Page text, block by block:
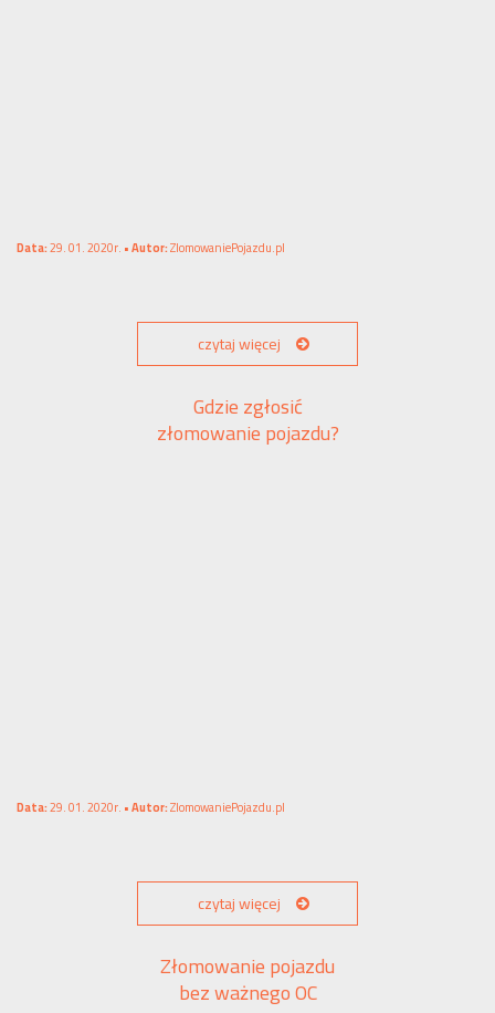
Data:29. 01. 2020r. •Autor:ZlomowaniePojazdu.pl
czytaj więcej
Gdzie zgłosić
złomowanie pojazdu?
Data:29. 01. 2020r. •Autor:ZlomowaniePojazdu.pl
czytaj więcej
Złomowanie pojazdu
bez ważnego OC